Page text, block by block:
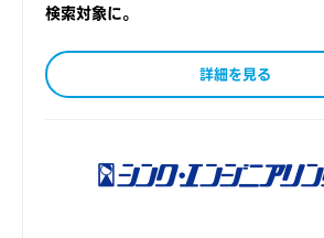
検索対象に。
詳細を見る